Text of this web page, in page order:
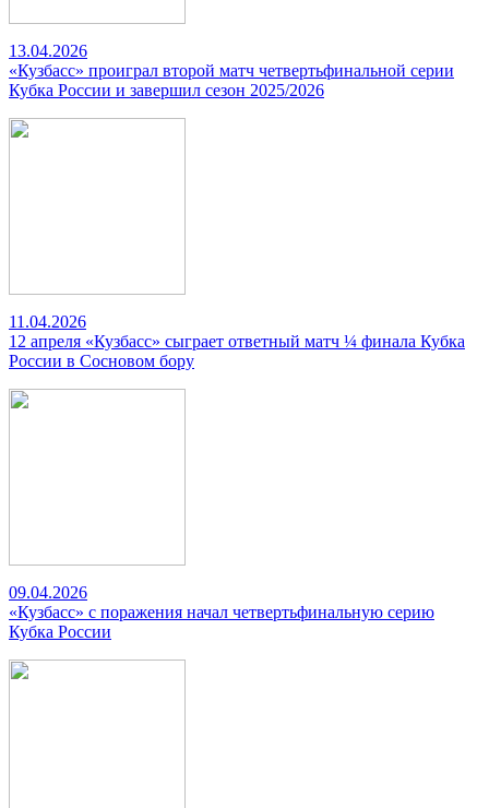
13.04.2026
«Кузбасс» проиграл второй матч четвертьфинальной серии
Кубка России и завершил сезон 2025/2026
11.04.2026
12 апреля «Кузбасс» сыграет ответный матч ¼ финала Кубка
России в Сосновом бору
09.04.2026
«Кузбасс» с поражения начал четвертьфинальную серию
Кубка России